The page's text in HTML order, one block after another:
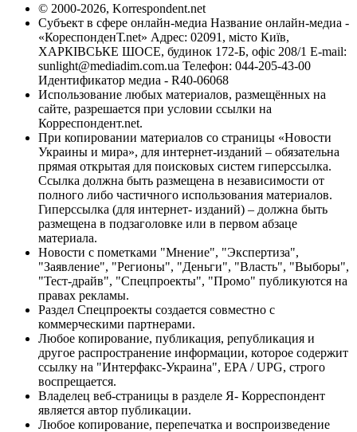
© 2000-2026, Korrespondent.net
Субъект в сфере онлайн-медиа Название онлайн-медиа -
«КореспонденТ.net» Адрес: 02091, місто Київ,
ХАРКІВСЬКЕ ШОСЕ, будинок 172-Б, офіс 208/1 E-mail:
sunlight@mediadim.com.ua Телефон: 044-205-43-00
Идентификатор медиа - R40-06068
Использование любых материалов, размещённых на
сайте, разрешается при условии ссылки на
Корреспондент.net.
При копировании материалов со страницы «Новости
Украины и мира», для интернет-изданий – обязательна
прямая открытая для поисковых систем гиперссылка.
Ссылка должна быть размещена в независимости от
полного либо частичного использования материалов.
Гиперссылка (для интернет- изданий) – должна быть
размещена в подзаголовке или в первом абзаце
материала.
Новости с пометками "Мнение", "Экспертиза",
"Заявление", "Регионы", "Деньги", "Власть", "Выборы",
"Тест-драйв", "Спецпроекты", "Промо" публикуются на
правах рекламы.
Раздел Спецпроекты создается совместно с
коммерческими партнерами.
Любое копирование, публикация, републикация и
другое распространение информации, которое содержит
ссылку на "Интерфакс-Украина", EPA / UPG, строго
воспрещается.
Владелец веб-страницы в разделе Я- Корреспондент
является автор публикации.
Любое копирование, перепечатка и воспроизведение